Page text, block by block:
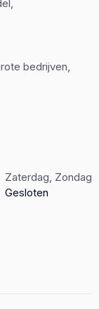
bedrijven,
Zaterdag, Zondag
Gesloten